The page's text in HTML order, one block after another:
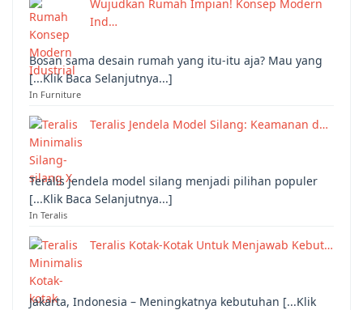
Wujudkan Rumah Impian! Konsep Modern
Ind…
Bosan sama desain rumah yang itu-itu aja? Mau yang
[...Klik Baca Selanjutnya...]
In Furniture
Teralis Jendela Model Silang: Keamanan d…
Teralis jendela model silang menjadi pilihan populer
[...Klik Baca Selanjutnya...]
In Teralis
Teralis Kotak-Kotak Untuk Menjawab Kebut…
Jakarta, Indonesia – Meningkatnya kebutuhan [...Klik